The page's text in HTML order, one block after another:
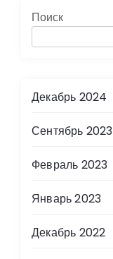
п
а
п
и
Поиск
Декабрь 2024
Сентябрь 2023
Февраль 2023
Январь 2023
Декабрь 2022